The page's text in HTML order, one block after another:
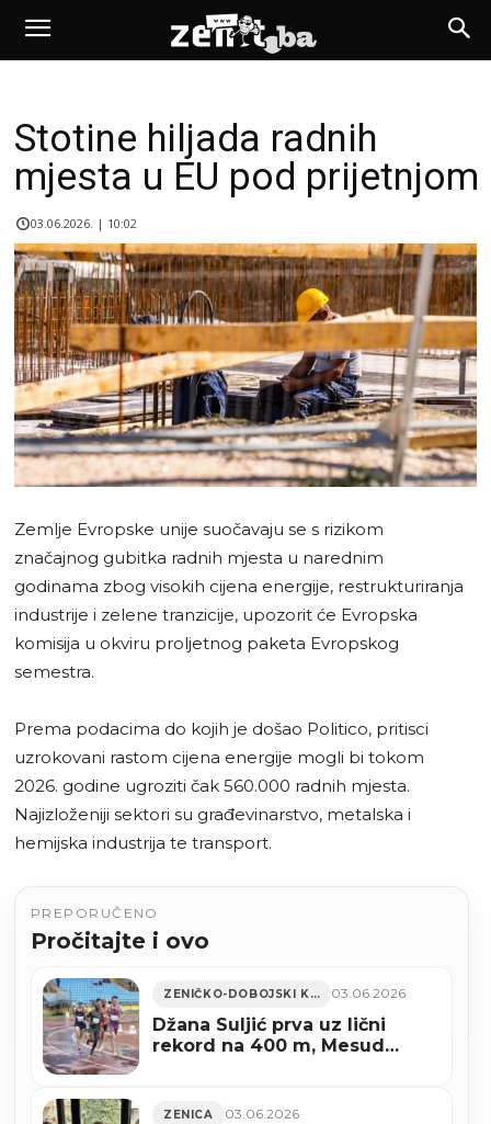
Stotine hiljada radnih
mjesta u EU pod prijetnjom
03.06.2026. | 10:02
Zemlje Evropske unije suočavaju se s rizikom
značajnog gubitka radnih mjesta u narednim
godinama zbog visokih cijena energije, restrukturiranja
industrije i zelene tranzicije, upozorit će Evropska
komisija u okviru proljetnog paketa Evropskog
semestra.
Prema podacima do kojih je došao Politico, pritisci
uzrokovani rastom cijena energije mogli bi tokom
2026. godine ugroziti čak 560.000 radnih mjesta.
Najizloženiji sektori su građevinarstvo, metalska i
hemijska industrija te transport.
PREPORUČENO
Pročitajte i ovo
ZENIČKO-DOBOJSKI KANTON 03.06.2026
Džana Suljić prva uz lični
rekord na 400 m, Mesud
ZENICA 03.06.2026